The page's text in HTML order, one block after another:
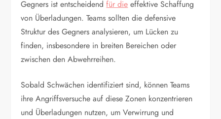
Gegners ist entscheidendfür die effektive Schaffung
von Überladungen. Teams sollten die defensive
Struktur des Gegners analysieren, um Lücken zu
finden, insbesondere in breiten Bereichen oder
zwischen den Abwehrreihen.
Sobald Schwächen identifiziert sind, können Teams
ihre Angriffsversuche auf diese Zonen konzentrieren
und Überladungen nutzen, um Verwirrung und